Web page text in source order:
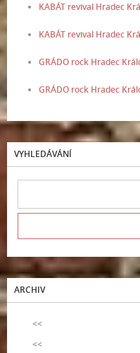
KABÁT revival Hradec
KABÁT revival Hradec
GRÁDO rock Hradec
GRÁDO rock Hradec
VYHLEDÁVÁNÍ
ARCHIV
<<
<<